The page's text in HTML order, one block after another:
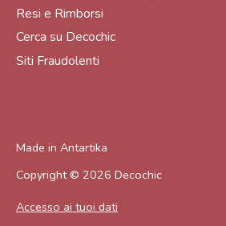
Resi e Rimborsi
Cerca su Decochic
Siti Fraudolenti
Made in Antartika
Copyright © 2026 Decochic
Accesso ai tuoi dati